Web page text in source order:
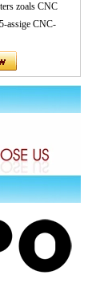
zoals CNC
assige CNC-